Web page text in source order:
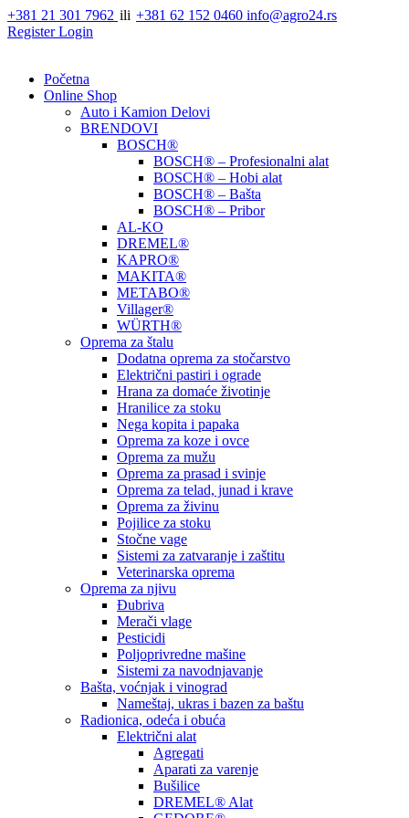
Skip
to
+381 21 301 7962 ili +381 62 152 0460 info@agro24.rs
RegisterLogin
Početna
Online Shop
Auto i Kamion Delovi
BRENDOVI
BOSCH®
BOSCH® – Profesionalni alat
BOSCH® – Hobi alat
BOSCH® – Bašta
BOSCH® – Pribor
AL-KO
DREMEL®
KAPRO®
MAKITA®
METABO®
Villager®
WÜRTH®
Oprema za štalu
Dodatna oprema za stočarstvo
Električni pastiri i ograde
Hrana za domaće životinje
Hranilice za stoku
Nega kopita i papaka
Oprema za koze i ovce
Oprema za mužu
Oprema za prasad i svinje
Oprema za telad, junad i krave
Oprema za živinu
Pojilice za stoku
Stočne vage
Sistemi za zatvaranje i zaštitu
Veterinarska oprema
Oprema za njivu
Đubriva
Merači vlage
Pesticidi
Poljoprivredne mašine
Sistemi za navodnjavanje
Bašta, voćnjak i vinograd
Nameštaj, ukras i bazen za baštu
Radionica, odeća i obuća
Električni alat
Agregati
Aparati za varenje
Bušilice
DREMEL® Alat